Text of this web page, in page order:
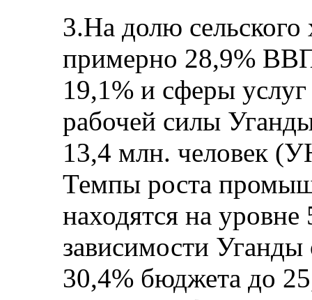
3.На долю сельского
примерно 28,9%
19,1% и сферы
рабочей силы
13,4 млн. человек
Темпы роста
находятся на
зависимости Уганды
30,4% бюджета до